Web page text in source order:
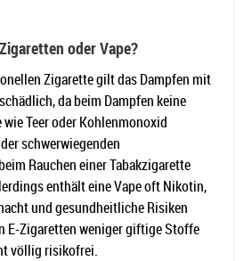
oder Vape?
Zigarette gilt das Dampfen mit
da beim Dampfen keine
Teer oder Kohlenmonoxid
schwerwiegenden
Rauchen einer Tabakzigarette
enthält eine Vape oft Nikotin,
und gesundheitliche Risiken
E-Zigaretten weniger giftige Stoffe
völlig risikofrei.